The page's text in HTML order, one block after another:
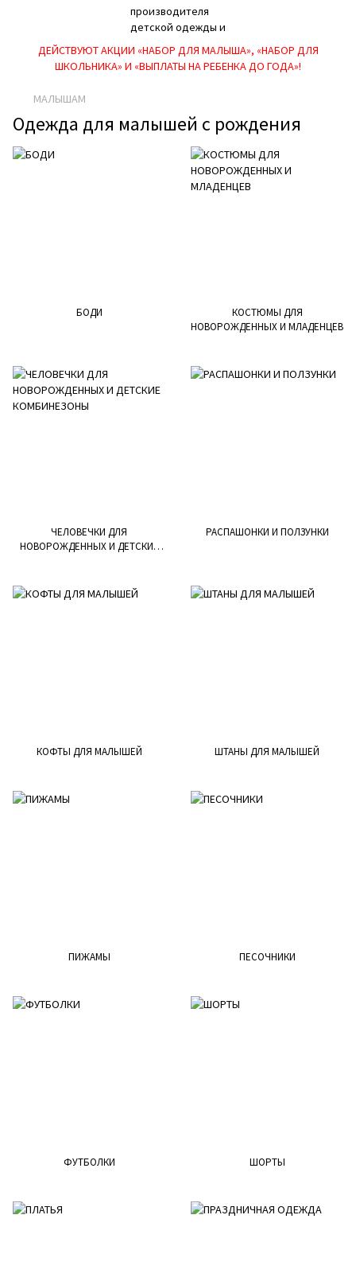
ДЕЙСТВУЮТ АКЦИИ «НАБОР ДЛЯ МАЛЫША», «НАБОР ДЛЯ
ШКОЛЬНИКА» И «ВЫПЛАТЫ НА РЕБEНКА ДО ГОДА»!
МАЛЫШАМ
Одежда для малышей с рождения
БОДИ
КОСТЮМЫ ДЛЯ
НОВОРОЖДЕННЫХ И МЛАДЕНЦЕВ
ЧЕЛОВЕЧКИ ДЛЯ
НОВОРОЖДЕННЫХ И ДЕТСКИЕ
РАСПАШОНКИ И ПОЛЗУНКИ
КОФТЫ ДЛЯ МАЛЫШЕЙ ШТАНЫ ДЛЯ МАЛЫШЕЙ
ПИЖАМЫ ПЕСОЧНИКИ
ФУТБОЛКИ ШОРТЫ